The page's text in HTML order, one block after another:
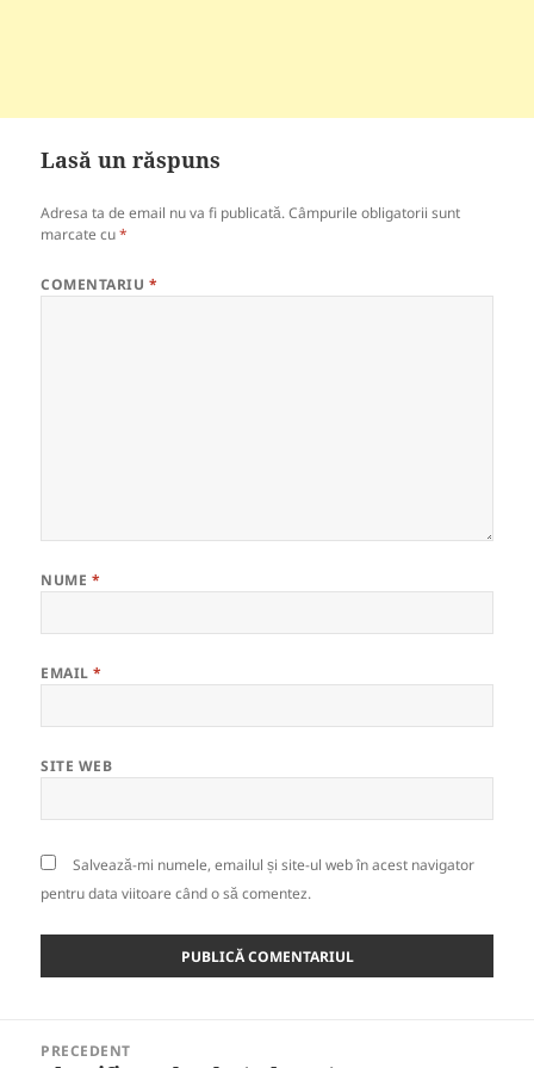
Lasă un răspuns
Adresa ta de email nu va fi publicată. Câmpurile obligatorii sunt
marcate cu*
COMENTARIU *
NUME *
EMAIL*
SITE WEB
Salvează-mi numele, emailul și site-ul web în acest navigator
pentru data viitoare când o să comentez.
PRECEDENT